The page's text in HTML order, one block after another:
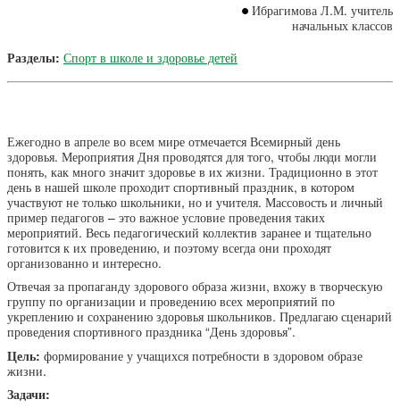
Ибрагимова Л.М. учитель
начальных классов
Разделы: Спорт в школе и здоровье детей
Ежегодно в апреле во всем мире отмечается Всемирный день
здоровья. Мероприятия Дня проводятся для того, чтобы люди могли
понять, как много значит здоровье в их жизни. Традиционно в этот
день в нашей школе проходит спортивный праздник, в котором
участвуют не только школьники, но и учителя. Массовость и личный
пример педагогов – это важное условие проведения таких
мероприятий. Весь педагогический коллектив заранее и тщательно
готовится к их проведению, и поэтому всегда они проходят
организованно и интересно.
Отвечая за пропаганду здорового образа жизни, вхожу в творческую
группу по организации и проведению всех мероприятий по
укреплению и сохранению здоровья школьников. Предлагаю сценарий
проведения спортивного праздника “День здоровья”.
Цель: формирование у учащихся потребности в здоровом образе
жизни.
Задачи: